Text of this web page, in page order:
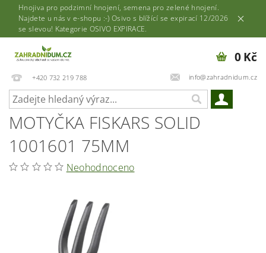
Hnojiva pro podzimní hnojení, semena pro zelené hnojení.
Najdete u nás v e-shopu :-) Osivo s blížící se expirací 12/2026
se slevou! Kategorie OSIVO EXPIRACE.
+420 732 219 788 info@zahradnidum.cz
0 Kč
MOTYČKA FISKARS SOLID
1001601 75MM
Neohodnoceno